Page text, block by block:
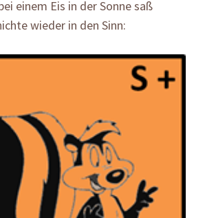
einem Eis in der Sonne saß
wieder in den Sinn: